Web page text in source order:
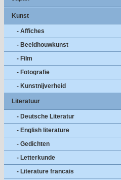
Kunst
- Affiches
- Beeldhouwkunst
- Film
- Fotografie
- Kunstnijverheid
Literatuur
- Deutsche Literatur
- English literature
- Gedichten
- Letterkunde
- Literature francais